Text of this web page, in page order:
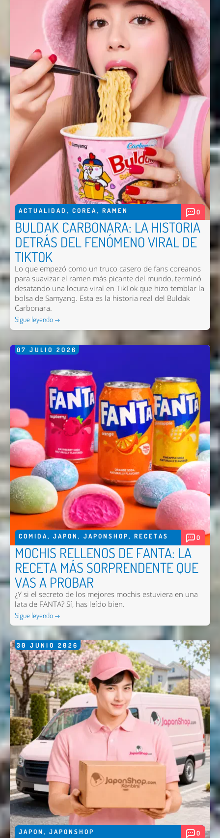
ACTUALIDAD , COREA, RAMEN 0
BULDAK CARBONARA: LA HISTORIA
DETRÁS DEL FENÓMENO VIRAL DE
TIKTOK
Lo que empezó como un truco casero de fans coreanos
para suavizar el ramen más picante del mundo, terminó
desatando una locura viral en TikTok que hizo temblar la
bolsa de Samyang. Esta es la historia real del Buldak
Carbonara.
Sigue leyendo →
07 JULIO 2026
COMIDA, JAPON , JAPONSHOP, RECETAS 0
MOCHIS RELLENOS DE FANTA: LA
RECETA MÁS SORPRENDENTE QUE
VAS A PROBAR
¿Y si el secreto de los mejores mochis estuviera en una
lata de FANTA? Sí, has leído bien.
Sigue leyendo →
30 JUNIO 2026
JAPON , JAPONSHOP 0
Nombre *
Email *
Comentario *
Enviar